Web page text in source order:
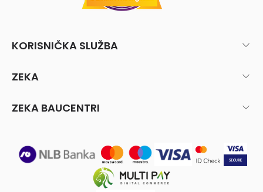
KORISNIČKA SLUŽBA
ZEKA
ZEKA BAUCENTRI